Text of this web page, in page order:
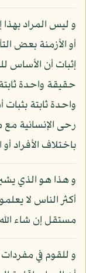
و ليس المراد بهذا
أو الأزمنة بعض
إثبات أن الأساس
حقيقة واحدة
واحدة ثابتة
رحى الإنسانية
باختلاف الأفراد أو
و هذا هو الذي
أكثر الناس لا
مستقل إن شاء
و للقوم في